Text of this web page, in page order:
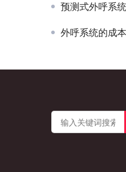
预测式外呼系
外呼系统的成